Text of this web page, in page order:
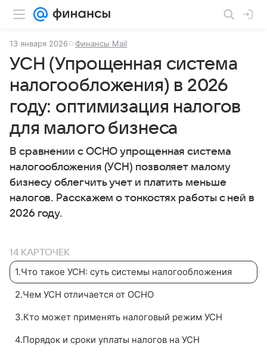
13 января 2026 Финансы Mail
УСН (Упрощенная система
налогообложения) в 2026
году: оптимизация налогов
для малого бизнеса
В сравнении с ОСНО упрощенная система
налогообложения (УСН) позволяет малому
бизнесу облегчить учет и платить меньше
налогов. Расскажем о тонкостях работы с ней в
2026 году.
14 КАРТОЧЕК
1.Что такое УСН: суть системы налогообложения
2.Чем УСН отличается от ОСНО
3.Кто может применять налоговый режим УСН
4.Порядок и сроки уплаты налогов на УСН